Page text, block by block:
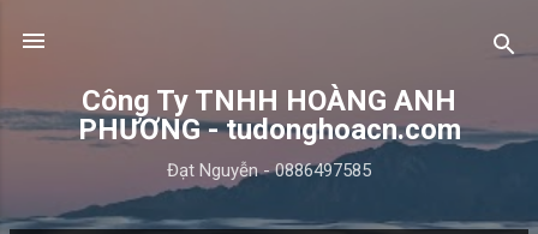
Công Ty TNHH HOÀNG ANH
PHƯƠNG - tudonghoacn.com
Đạt Nguyễn - 0886497585